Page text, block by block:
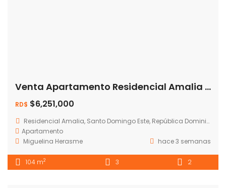
Venta Apartamento Residencial Amalia del Este
RD$ $6,251,000
Residencial Amalia, Santo Domingo Este, República Dominicana
Apartamento
Miguelina Herasme
hace 3 semanas
104 m2 3 2